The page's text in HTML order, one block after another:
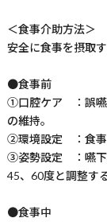
＜食事介助方法＞
安全に食事を摂取
●食事前
①口腔ケア ：誤嚥
の維持。
②環境設定 ：食事
③姿勢設定 ：嚥下
45、60度と調整す
●食事中